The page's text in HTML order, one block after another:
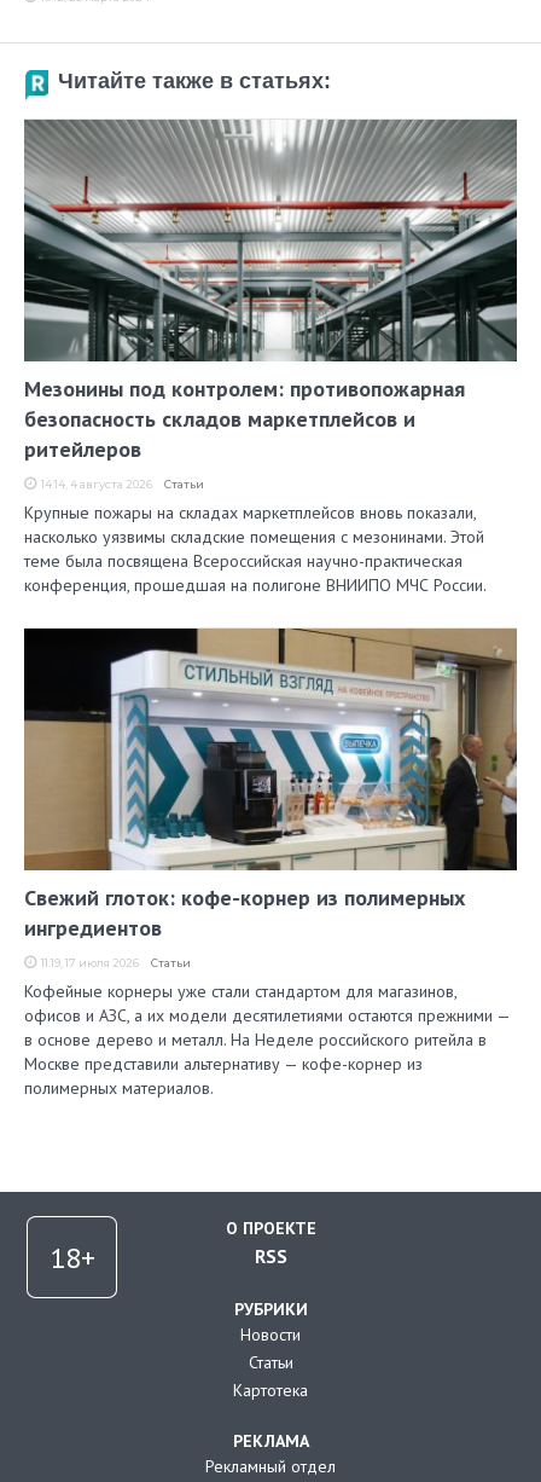
Читайте также в статьях:
Мезонины под контролем: противопожарная
безопасность складов маркетплейсов и
ритейлеров
14:14, 4 августа 2026 Статьи
Крупные пожары на складах маркетплейсов вновь показали,
насколько уязвимы складские помещения с мезонинами. Этой
теме была посвящена Всероссийская научно-практическая
конференция, прошедшая на полигоне ВНИИПО МЧС России.
Свежий глоток: кофе-корнер из полимерных
ингредиентов
11:19, 17 июля 2026 Статьи
Кофейные корнеры уже стали стандартом для магазинов,
офисов и АЗС, а их модели десятилетиями остаются прежними —
в основе дерево и металл. На Неделе российского ритейла в
Москве представили альтернативу — кофе-корнер из
полимерных материалов.
О ПРОЕКТЕ
RSS
РУБРИКИ
Новости
Статьи
Картотека
РЕКЛАМА
Рекламный отдел